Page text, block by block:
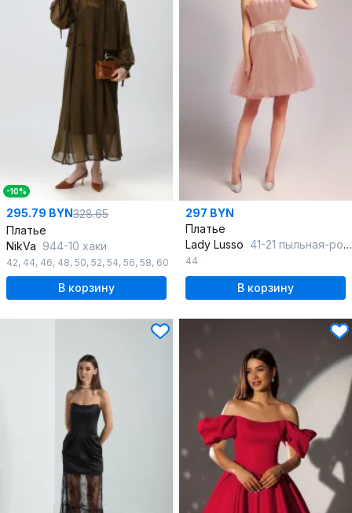
-10%
295.79 BYN328.65
Платье
NikVa 944-10 хаки
42, 44, 46, 48, 50, 52, 54, 56, 58, 60
В корзину
297 BYN
Платье
Lady Lusso 41-21 пыльная-роза
44
В корзину